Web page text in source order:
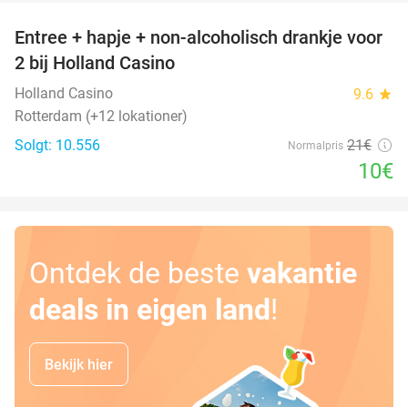
52%
Entree + hapje + non-alcoholisch drankje voor
2 bij Holland Casino
Holland Casino 9.6 star
Rotterdam (+12 lokationer)
Solgt: 10.556
Normalpris 21€
10€
Ontdek de beste vakantie
deals in eigen land!
Bekijk hier